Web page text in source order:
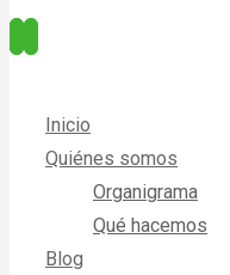
Inicio
Quiénes somos
Organigrama
Qué hacemos
Blog